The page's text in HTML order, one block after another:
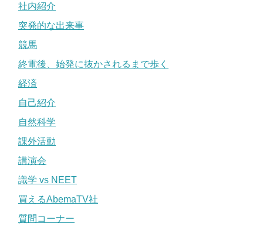
社内紹介
突発的な出来事
競馬
終電後、始発に抜かされるまで歩く
経済
自己紹介
自然科学
課外活動
講演会
識学 vs NEET
買えるAbemaTV社
質問コーナー